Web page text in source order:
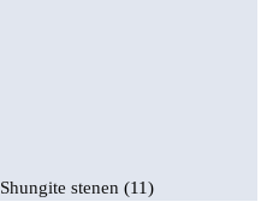
Shungite stenen (11)